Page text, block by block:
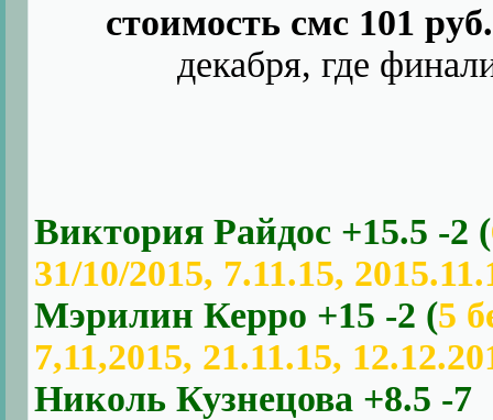
стоимость смс 101 руб.
декабря, где
Виктория Райдос +15.5 -2 (
31/10/2015, 7.11.15,
Мэрилин Керро +15 -2 (5
7,11,2015, 21.11.15,
Николь Кузнецова +8.5 -7